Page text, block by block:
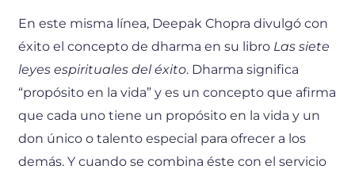
En este misma línea, Deepak Chopra divulgó con
éxito el concepto de dharma en su libro Las siete
leyes espirituales del éxito. Dharma significa
“propósito en la vida” y es un concepto que afirma
que cada uno tiene un propósito en la vida y un
don único o talento especial para ofrecer a los
demás. Y cuando se combina éste con el servicio